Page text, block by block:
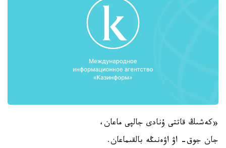
«كەشىڭ قاتتى ۇنادى جالپى ماعان،
جان جوق- اۋ اۋەنىڭە بالقىماعان.